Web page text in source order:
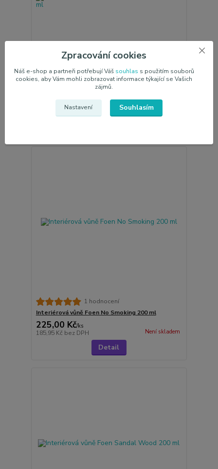
4 hodnocení
Interiérová vůně Foen New Car Leather 200 ml
225,00 Kč/ks
bez DPH Není skladem
1 hodnocení
Interiérová vůně Foen No Smoking 200 ml
225,00 Kč/ks
185,95 Kč bez DPH Není skladem
Detail
Zpracování cookies
Náš e-shop a partneři potřebují Váš souhlas s použitím souborů
cookies, aby Vám mohli zobrazovat informace týkající se Vašich
zájmů.
Nastavení Souhlasím